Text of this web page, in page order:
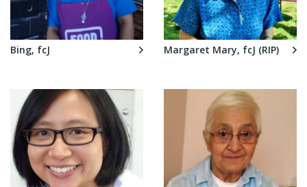
Bing, fcJ Margaret Mary, fcJ (RIP)